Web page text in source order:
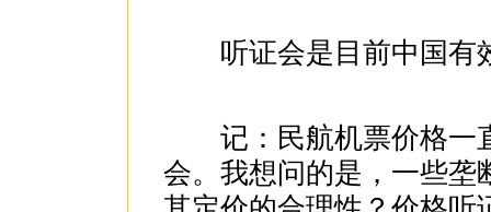
听证会是目前中国有
记：民航机票价格一
会。我想问的是，一些垄